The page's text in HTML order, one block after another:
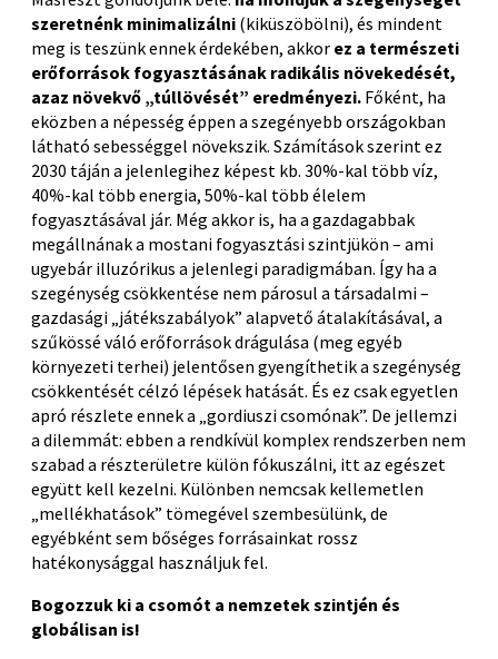
szeretnénk minimalizálni (kiküszöbölni), és mindent
meg is teszünk ennek érdekében, akkor ez a természeti
erőforrások fogyasztásának radikális növekedését,
azaz növekvő „túllövését” eredményezi. Főként, ha
eközben a népesség éppen a szegényebb országokban
látható sebességgel növekszik. Számítások szerint ez
2030 táján a jelenlegihez képest kb. 30%-kal több víz,
40%-kal több energia, 50%-kal több élelem
fogyasztásával jár. Még akkor is, ha a gazdagabbak
megállnának a mostani fogyasztási szintjükön – ami
ugyebár illuzórikus a jelenlegi paradigmában. Így ha a
szegénység csökkentése nem párosul a társadalmi –
gazdasági „játékszabályok” alapvető átalakításával, a
szűkössé váló erőforrások drágulása (meg egyéb
környezeti terhei) jelentősen gyengíthetik a szegénység
csökkentését célzó lépések hatását. És ez csak egyetlen
apró részlete ennek a „gordiuszi csomónak”. De jellemzi
a dilemmát: ebben a rendkívül komplex rendszerben nem
szabad a részterületre külön fókuszálni, itt az egészet
együtt kell kezelni. Különben nemcsak kellemetlen
„mellékhatások” tömegével szembesülünk, de
egyébként sem bőséges forrásainkat rossz
hatékonysággal használjuk fel.
Bogozzuk ki a csomót a nemzetek szintjén és
globálisan is!